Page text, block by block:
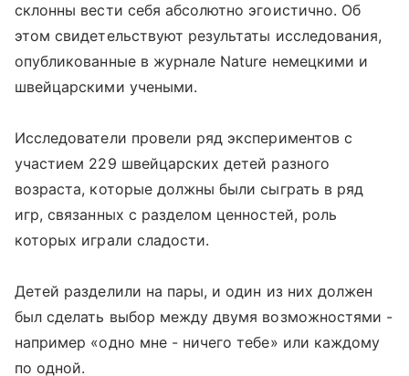
склонны вести себя абсолютно эгоистично. Об
этом свидетельствуют результаты исследования,
опубликованные в журнале Nature немецкими и
швейцарскими учеными.
Исследователи провели ряд экспериментов с
участием 229 швейцарских детей разного
возраста, которые должны были сыграть в ряд
игр, связанных с разделом ценностей, роль
которых играли сладости.
Детей разделили на пары, и один из них должен
был сделать выбор между двумя возможностями -
например «одно мне - ничего тебе» или каждому
по одной.